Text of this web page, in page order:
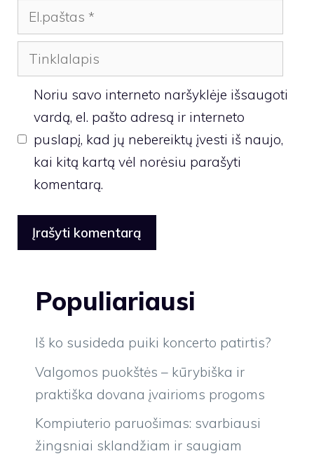
El.paštas
Tinklalapis
Noriu savo interneto naršyklėje išsaugoti
vardą, el. pašto adresą ir interneto
puslapį, kad jų nebereiktų įvesti iš naujo,
kai kitą kartą vėl norėsiu parašyti
komentarą.
Populiariausi
Iš ko susideda puiki koncerto patirtis?
Valgomos puokštės – kūrybiška ir
praktiška dovana įvairioms progoms
Kompiuterio paruošimas: svarbiausi
žingsniai sklandžiam ir saugiam